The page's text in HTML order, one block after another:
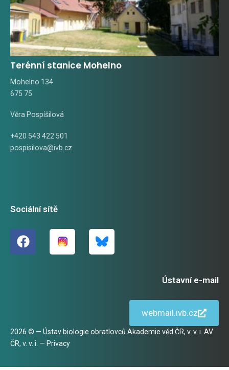
Terénní stanice Mohelno
Mohelno 134
675 75
Věra Pospíšilová
+420 543 422 501
pospisilova@ivb.cz
Sociální sítě
Ústavní e-mail
webmail.ivb.cz
2026 © — Ústav biologie obratlovců Akademie věd ČR, v. v. i. AV
ČR, v. v. i. — Privacy